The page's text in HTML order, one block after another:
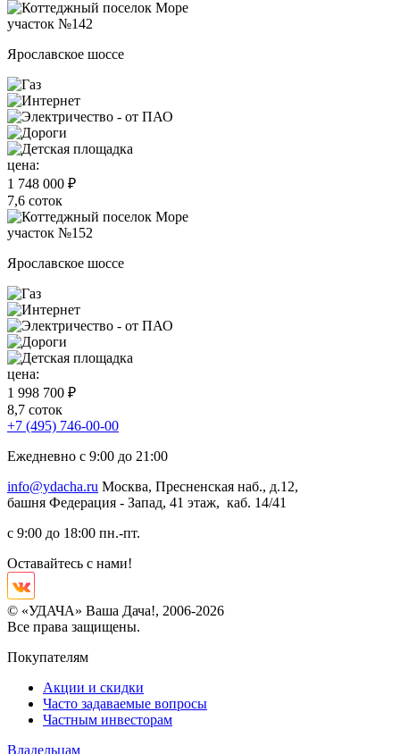
участок №142
Ярославское шоссе
цена:
1 748 000 ₽
7,6 соток
участок №152
Ярославское шоссе
цена:
1 998 700 ₽
8,7 соток
+7 (495) 746-00-00
Ежедневно с 9:00 до 21:00
info@ydacha.ru Москва, Пресненская наб., д.12,
башня Федерация - Запад, 41 этаж, каб. 14/41
с 9:00 до 18:00 пн.-пт.
Оставайтесь с нами!
© «УДАЧА» Ваша Дача!, 2006-2026
Все права защищены.
Покупателям
Акции и скидки
Часто задаваемые вопросы
Частным инвесторам
Владельцам